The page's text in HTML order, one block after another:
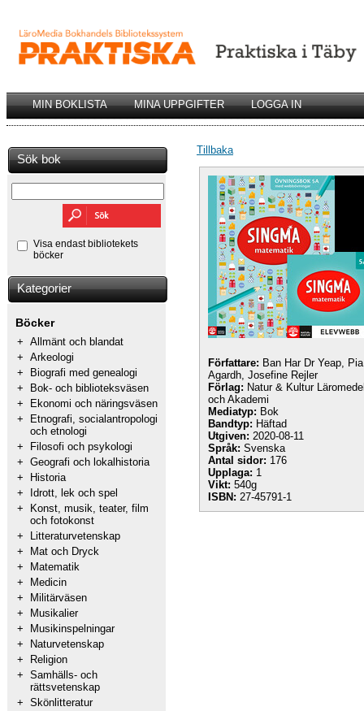
MIN BOKLISTA MINA UPPGIFTER LOGGA IN
Sök bok
Visa endast bibliotekets
böcker
Kategorier
Böcker
+ Allmänt och blandat
+ Arkeologi
+
Biografi med genealogi
+
Bok- och biblioteksväsen
+
Ekonomi och näringsväsen
+
Etnografi, socialantropologi
och etnologi
+
Filosofi och psykologi
+ Geografi och lokalhistoria
+
Historia
+
Idrott, lek och spel
+
Konst, musik, teater, film
och fotokonst
+
Litteraturvetenskap
+
Mat och Dryck
+
Matematik
+
Medicin
+
Militärväsen
+
Musikalier
+
Musikinspelningar
+
Naturvetenskap
+
Religion
+ Samhälls- och
rättsvetenskap
+ Skönlitteratur
Tillbaka
Författare: Ban Har Dr Yeap, Pia
Agardh, Josefine Rejler
Förlag: Natur & Kultur
och Akademi
Mediatyp: Bok
Bandtyp: Häftad
Utgiven: 2020-08-11
Språk: Svenska
Antal sidor: 176
Upplaga: 1
Vikt: 540g
ISBN: 27-45791-1